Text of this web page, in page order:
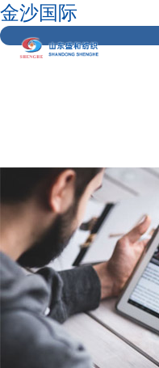
金沙国际